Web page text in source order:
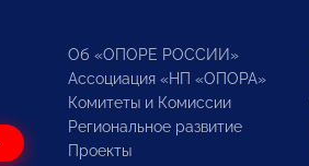
Об «ОПОРЕ РОССИИ»
Ассоциация «НП «ОПОРА»
Комитеты и Комиссии
Региональное развитие
Проекты